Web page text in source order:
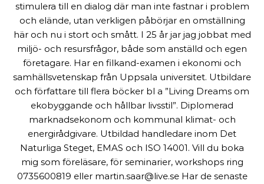
stimulera till en dialog där man inte fastnar i problem
och elände, utan verkligen påbörjar en omställning
här och nu i stort och smått. I 25 år jar jag jobbat med
miljö- och resursfrågor, både som anställd och egen
företagare. Har en filkand-examen i ekonomi och
samhällsvetenskap från Uppsala universitet. Utbildare
och författare till flera böcker bl a ”Living Dreams om
ekobyggande och hållbar livsstil”. Diplomerad
marknadsekonom och kommunal klimat- och
energirådgivare. Utbildad handledare inom Det
Naturliga Steget, EMAS och ISO 14001. Vill du boka
mig som föreläsare, för seminarier, workshops ring
0735600819 eller martin.saar@live.se Har de senaste